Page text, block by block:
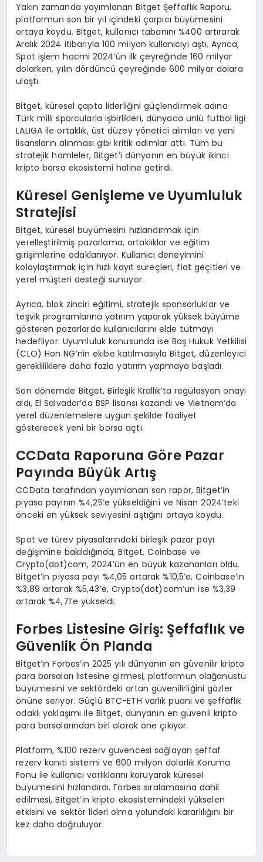
Yakın zamanda yayımlanan Bitget Şeffaflık Raporu,
platformun son bir yıl içindeki çarpıcı büyümesini
ortaya koydu. Bitget, kullanıcı tabanını %400 artırarak
Aralık 2024 itibarıyla 100 milyon kullanıcıyı aştı. Ayrıca,
Spot işlem hacmi 2024’ün ilk çeyreğinde 160 milyar
dolarken, yılın dördüncü çeyreğinde 600 milyar dolara
ulaştı.
Bitget, küresel çapta liderliğini güçlendirmek adına
Türk milli sporcularla işbirlikleri, dünyaca ünlü futbol ligi
LALIGA ile ortaklık, üst düzey yönetici alımları ve yeni
lisansların alınması gibi kritik adımlar attı. Tüm bu
stratejik hamleler, Bitget’i dünyanın en büyük ikinci
kripto borsa ekosistemi haline getirdi.
Küresel Genişleme ve Uyumluluk
Stratejisi
Bitget, küresel büyümesini hızlandırmak için
yerelleştirilmiş pazarlama, ortaklıklar ve eğitim
girişimlerine odaklanıyor. Kullanıcı deneyimini
kolaylaştırmak için hızlı kayıt süreçleri, fiat geçitleri ve
yerel müşteri desteği sunuyor.
Ayrıca, blok zinciri eğitimi, stratejik sponsorluklar ve
teşvik programlarına yatırım yaparak yüksek büyüme
gösteren pazarlarda kullanıcılarını elde tutmayı
hedefliyor. Uyumluluk konusunda ise Baş Hukuk Yetkilisi
(CLO) Hon NG’nin ekibe katılmasıyla Bitget, düzenleyici
gerekliliklere daha fazla yatırım yapmaya başladı.
Son dönemde Bitget, Birleşik Krallık’ta regülasyon onayı
aldı, El Salvador’da BSP lisansı kazandı ve Vietnam’da
yerel düzenlemelere uygun şekilde faaliyet
gösterecek yeni bir borsa açtı.
CCData Raporuna Göre Pazar
Payında Büyük Artış
CCData tarafından yayımlanan son rapor, Bitget’in
piyasa payının %4,25’e yükseldiğini ve Nisan 2024’teki
önceki en yüksek seviyesini aştığını ortaya koydu.
Spot ve türev piyasalarındaki birleşik pazar payı
değişimine bakıldığında, Bitget, Coinbase ve
Crypto(dot)com, 2024’ün en büyük kazananları oldu.
Bitget’in piyasa payı %4,05 artarak %10,5’e, Coinbase’in
%3,89 artarak %5,43’e, Crypto(dot)com’un ise %3,39
artarak %4,71’e yükseldi.
Forbes Listesine Giriş: Şeffaflık ve
Güvenlik Ön Planda
Bitget’in Forbes’in 2025 yılı dünyanın en güvenilir kripto
para borsaları listesine girmesi, platformun olağanüstü
büyümesini ve sektördeki artan güvenilirliğini gözler
önüne seriyor. Güçlü BTC-ETH varlık puanı ve şeffaflık
odaklı yaklaşımı ile Bitget, dünyanın en güvenli kripto
para borsalarından biri olarak öne çıkıyor.
Platform, %100 rezerv güvencesi sağlayan şeffaf
rezerv kanıtı sistemi ve 600 milyon dolarlık Koruma
Fonu ile kullanıcı varlıklarını koruyarak küresel
büyümesini hızlandırdı. Forbes sıralamasına dahil
edilmesi, Bitget’in kripto ekosistemindeki yükselen
etkisini ve sektör lideri olma yolundaki kararlılığını bir
kez daha doğruluyor.